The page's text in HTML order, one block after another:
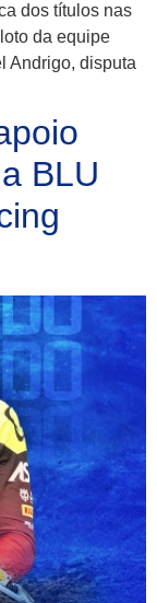
dos títulos nas
da equipe
Andrigo, disputa
BLU